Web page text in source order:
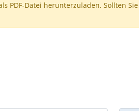
PDF-Datei herunterzuladen. Sollten